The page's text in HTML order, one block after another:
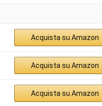
Acquista su Amazon
Acquista su Amazon
Acquista su Amazon